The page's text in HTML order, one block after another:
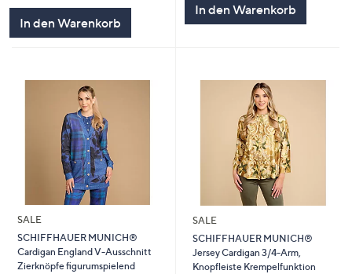
In den Warenkorb
In den Warenkorb
SALE
SCHIFFHAUER MUNICH®
Cardigan England V-Ausschnitt
Zierknöpfe figurumspielend
SALE
SCHIFFHAUER MUNICH®
Jersey Cardigan 3/4-Arm,
Knopfleiste Krempelfunktion